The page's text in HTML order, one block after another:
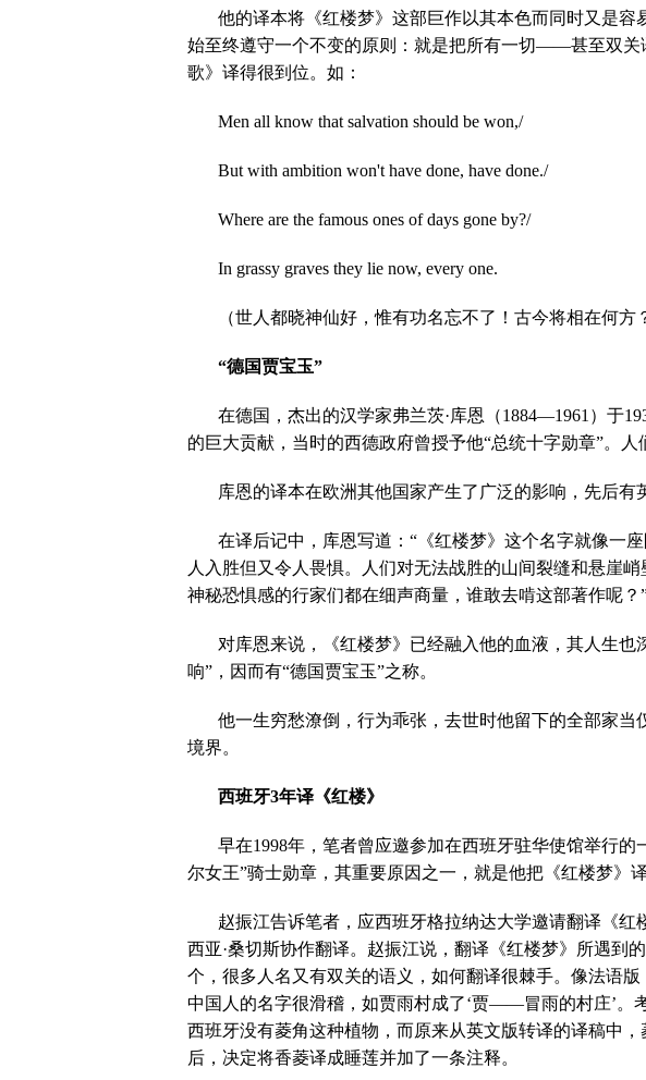
他的译本将《红楼梦》这部巨作以其本色而同时又是
始至终遵守一个不变的原则：就是把所有一切——甚至双
歌》译得很到位。如：
Men all know that salvation should be won,/
But with ambition won't have done, have done./
Where are the famous ones of days gone by?/
In grassy graves they lie now, every one.
（世人都晓神仙好，惟有功名忘不了！古今将相在何方
“德国贾宝玉”
在德国，杰出的汉学家弗兰茨·库恩（1884—1961 ）于
的巨大贡献，当时的西德政府曾授予他“总统十字勋章”。人
库恩的译本在欧洲其他国家产生了广泛的影响，先后
在译后记中，库恩写道：“《红楼梦》这个名字就像一
人入胜但又令人畏惧。人们对无法战胜的山间裂缝和悬崖
神秘恐惧感的行家们都在细声商量，谁敢去啃这部著作呢？
对库恩来说，《红楼梦》已经融入他的血液，其人生
响”，因而有“德国贾宝玉”之称。
他一生穷愁潦倒，行为乖张，去世时他留下的全部家
境界。
西班牙3年译《红楼》
早在1998年，笔者曾应邀参加在西班牙驻华使馆举行
尔女王”骑士勋章，其重要原因之一，就是他把《红楼梦》
赵振江告诉笔者，应西班牙格拉纳达大学邀请翻译《
西亚·桑切斯协作翻译。赵振江说，翻译《红楼梦》所遇到
个，很多人名又有双关的语义，如何翻译很棘手。像法语
中国人的名字很滑稽，如贾雨村成了‘贾——冒雨的村庄’。
西班牙没有菱角这种植物，而原来从英文版转译的译稿中
后，决定将香菱译成睡莲并加了一条注释。